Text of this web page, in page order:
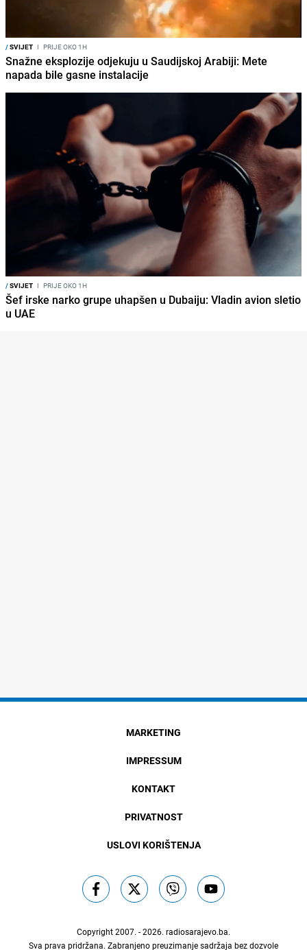
/SVIJET I PRIJE OKO 1H
Snažne eksplozije odjekuju u Saudijskoj Arabiji: Mete
napada bile gasne instalacije
/SVIJET I PRIJE OKO 1H
Šef irske narko grupe uhapšen u Dubaiju: Vladin avion sletio
u UAE
MARKETING
IMPRESSUM
KONTAKT
PRIVATNOST
USLOVI KORIŠTENJA
Copyright 2007. - 2026. radiosarajevo.ba.
Sva prava pridržana. Zabranjeno preuzimanje sadržaja bez dozvole